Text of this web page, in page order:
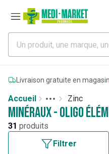
Livraison gratuite en magasin
Accueil
More
Toggle menu
Zinc
Minéraux - Oligo
31 produits
Filtrer